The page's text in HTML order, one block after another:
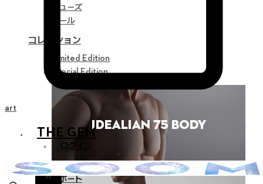
シューズ
ツール
コレクション
Limited Edition
Special Edition
THE GEM
ログイン
X
お知らせ
サポート